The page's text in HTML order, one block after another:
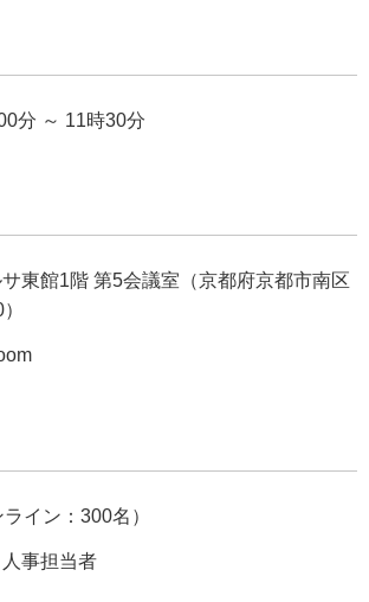
分 ～ 11時30分
サ東館1階 第5会議室（京都府京都市南区
イン：300名）
事担当者